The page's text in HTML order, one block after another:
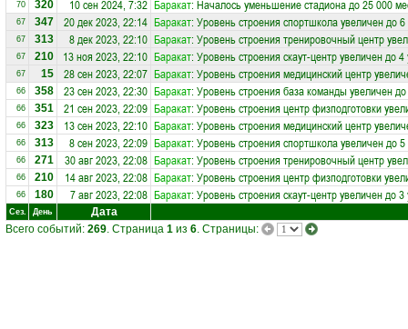
70 320 10 сен 2024, 7:32 Баракат: Началось уменьшение стадиона до 25 000
67 347 20 дек 2023, 22:14 Баракат: Уровень строения спортшкола увеличен до
67 313 8 дек 2023, 22:10 Баракат: Уровень строения тренировочный центр
67 210 13 ноя 2023, 22:10 Баракат: Уровень строения скаут-центр увеличен до 4
67 15 28 сен 2023, 22:07 Баракат: Уровень строения медицинский центр
66 358 23 сен 2023, 22:30 Баракат: Уровень строения база команды увеличен
66 351 21 сен 2023, 22:09 Баракат: Уровень строения центр физподготовки
66 323 13 сен 2023, 22:10 Баракат: Уровень строения медицинский центр
66 313 8 сен 2023, 22:09 Баракат: Уровень строения спортшкола увеличен до
66 271 30 авг 2023, 22:08 Баракат: Уровень строения тренировочный центр
66 210 14 авг 2023, 22:08 Баракат: Уровень строения центр физподготовки
66 180 7 авг 2023, 22:08 Баракат: Уровень строения скаут-центр увеличен до 3
Сез. День
Дата
Всего событий: 269. Страница 1 из 6. Страницы: